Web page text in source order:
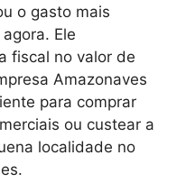
o gasto mais
Ele
fiscal no valor de
Amazonaves
para comprar
ou custear a
localidade no